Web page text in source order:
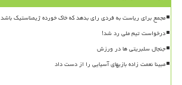
مجمع برای ریاست به فردی رای بدهد که خاک خورده ژیمناستیک باشد
درخواست تیم ملی رد شد!
جنجال سلبریتی ها در ورزش
مبینا نعمت زاده بازیهای آسیایی را از دست داد